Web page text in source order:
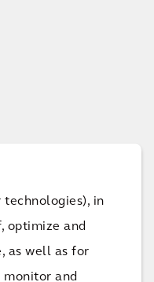
technologies), in
optimize and
as well as for
monitor and
jakości życia.